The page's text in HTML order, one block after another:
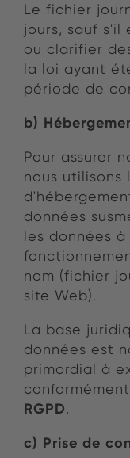
Le fichier
jours, sauf s'il
ou clarifier
la loi ayant
période de
b)
Pour assurer
nous utilisons
données
les données
nom (fichier
site Web).
La base
données est
primordial à
RGPD.
c) Prise de